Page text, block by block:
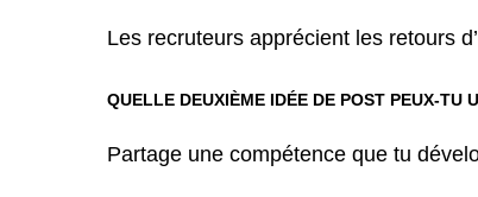
Les recruteurs apprécient les retours
QUELLE DEUXIÈME IDÉE DE POST PEUX-TU
Partage une compétence que tu